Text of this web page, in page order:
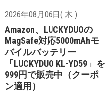
2026年08月06日( 木 )
Amazon、LUCKYDUOの
MagSafe対応5000mAhモ
バイルバッテリー
「LUCKYDUO KL-YD59」を
999円で販売中（クーポ
ン適用）